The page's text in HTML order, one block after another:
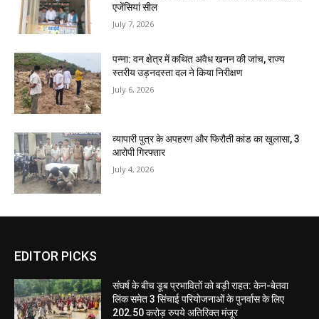
एजेंसियां सील
July 7, 2026
पन्ना: वन क्षेत्र में कथित अवैध खनन की जांच, राज्य
स्तरीय उड़नदस्ता दल ने किया निरीक्षण
July 6, 2026
व्यापारी पुत्र के अपहरण और फिरौती कांड का खुलासा, 3
आरोपी गिरफ्तार
July 4, 2026
EDITOR PICKS
संघर्ष के बीच डूब प्रभावितों को बड़ी राहत: केन-बेतवा
लिंक समेत 3 सिंचाई परियोजनाओं के पुनर्वास के लिए
202.50 करोड़ रुपये अतिरिक्त मंजूर